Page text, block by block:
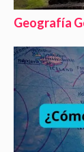
Geografía